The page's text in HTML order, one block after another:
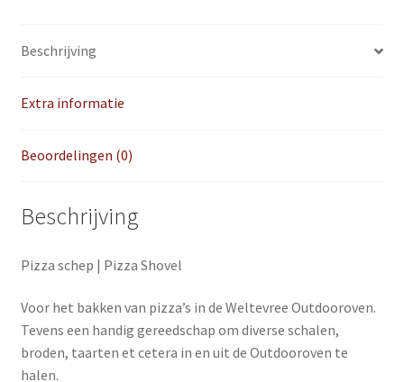
Beschrijving
Extra informatie
Beoordelingen (0)
Beschrijving
Pizza schep | Pizza Shovel
Voor het bakken van pizza’s in de Weltevree Outdooroven.
Tevens een handig gereedschap om diverse schalen,
broden, taarten et cetera in en uit de Outdooroven te
halen.